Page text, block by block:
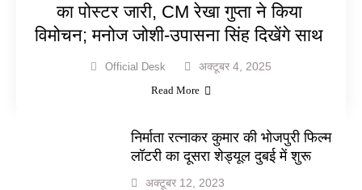
का पोस्टर जारी, CM रेखा गुप्ता ने किया
विमोचन; मनोज जोशी-उपासना सिंह दिखेंगे साथ
Official Desk अक्टूबर 4, 2025
Read More
निर्माता रत्नाकर कुमार की भोजपुरी फिल्म
लॉटरी का दूसरा शेड्यूल दुबई में शुरू
अक्टूबर 12, 2023